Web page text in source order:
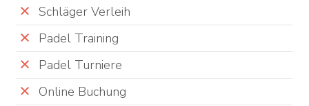
Schläger Verleih
Padel Training
Padel Turniere
Online Buchung